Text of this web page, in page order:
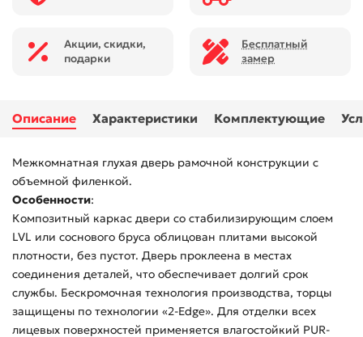
Акции, скидки,
подарки
Бесплатный
замер
Описание Характеристики Комплектующие
Межкомнатная глухая дверь рамочной конструкции с
объемной филенкой.
Особенности:
Композитный каркас двери со стабилизирующим слоем
LVL или соснового бруса облицован плитами высокой
плотности, без пустот. Дверь проклеена в местах
соединения деталей, что обеспечивает долгий срок
службы. Бескромочная технология производства, торцы
защищены по технологии «2-Edge». Для отделки всех
лицевых поверхностей применяется влагостойкий PUR-